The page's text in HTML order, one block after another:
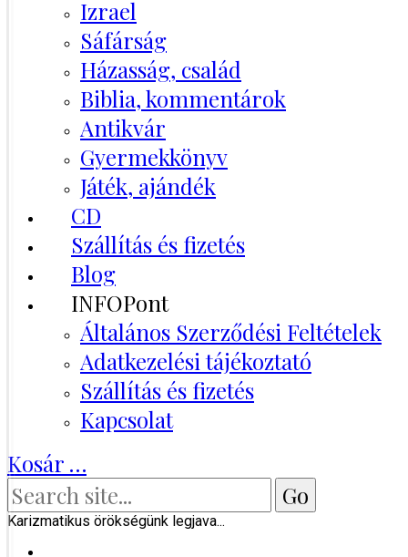
Izrael
Sáfárság
Házasság, család
Biblia, kommentárok
Antikvár
Gyermekkönyv
Játék, ajándék
CD
Szállítás és fizetés
Blog
INFOPont
Általános Szerződési Feltételek
Adatkezelési tájékoztató
Szállítás és fizetés
Kapcsolat
Kosár …
Karizmatikus örökségünk legjava...